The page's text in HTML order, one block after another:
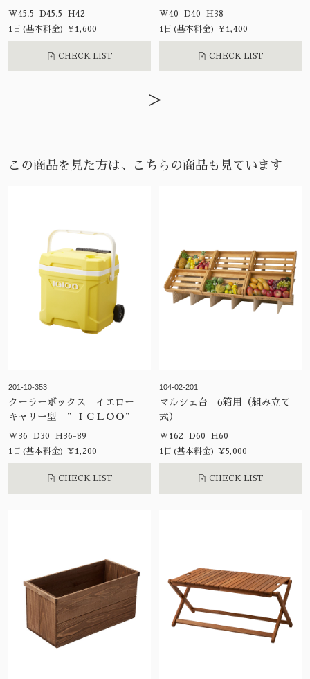
W45.5 D45.5 H42
1日(基本料金) ¥1,600
CHECK LIST
W40 D40 H38
1日(基本料金) ¥1,400
CHECK LIST
>
この商品を見た方は、こちらの商品も見ています
201-10-353
クーラーボックス イエロー
キャリー型 ”ＩＧＬＯＯ”
W36 D30 H36-89
1日(基本料金) ¥1,200
CHECK LIST
104-02-201
マルシェ台 6箱用（組み立て
式）
W162 D60 H60
1日(基本料金) ¥5,000
CHECK LIST